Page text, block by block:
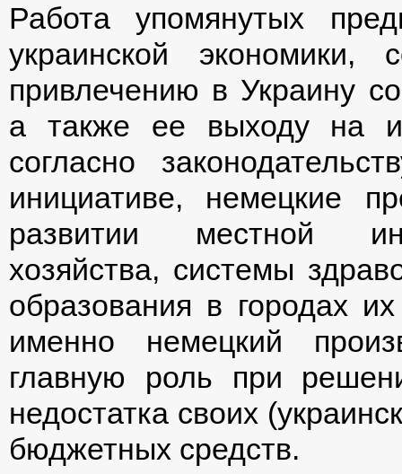
Работа упомянутых
украинской
привлечению в Украину
а также ее выходу на
согласно
инициативе, немецкие
развитии местной
хозяйства, системы
образования в городах
именно немецкий
главную роль при
недостатка своих
бюджетных средств.